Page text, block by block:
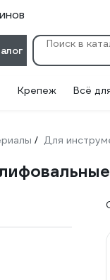
Крепеж Всё
/ Для